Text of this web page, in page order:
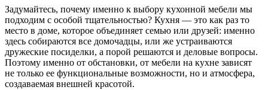
Задумайтесь, почему именно к выбору кухонной мебели мы
подходим с особой тщательностью? Кухня — это как раз то
место в доме, которое объединяет семью или друзей: именно
здесь собираются все домочадцы, или же устраиваются
дружеские посиделки, а порой решаются и деловые вопросы.
Поэтому именно от обстановки, от мебели на кухне зависят
не только ее функциональные возможности, но и атмосфера,
создаваемая внешней красотой.